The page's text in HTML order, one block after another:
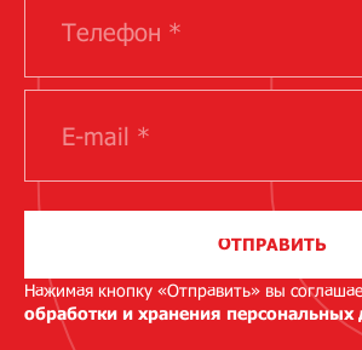
ОТПРАВИТЬ
Нажимая кнопку «Отправить» вы
обработки и хранения персональных